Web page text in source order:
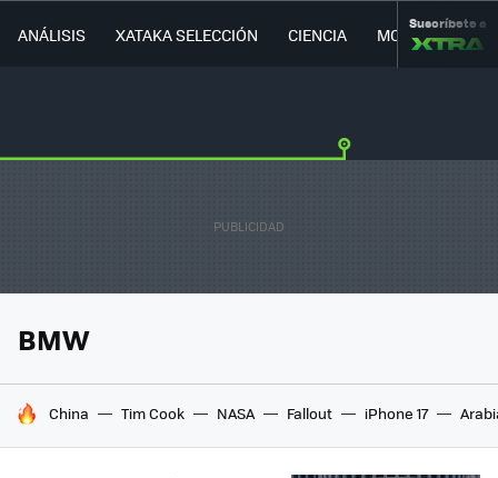
ANÁLISIS XATAKA SELECCIÓN CIENCIA MOVILIDAD
Suscríbete a
BMW
HOY SE HABLA DE
China Tim Cook NASA Fallout iPhone 17